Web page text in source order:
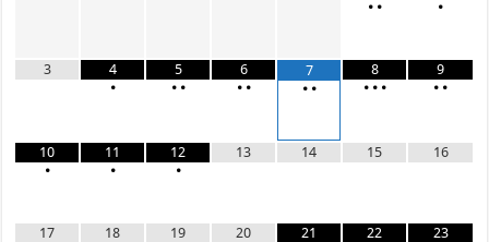
• •
•
3
4
•
5
• •
6
• •
7
• •
8
• • •
9
• •
10
•
11
•
12
•
13 14 15 16
17 18 19 20
21
22
23